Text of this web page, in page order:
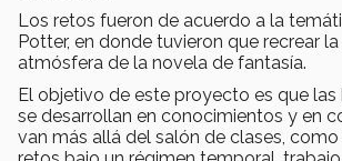
Los retos fueron de acuerdo a la
Potter, en donde tuvieron que recrear
atmósfera de la novela de fantasía.
El objetivo de este proyecto es que las
se desarrollan en conocimientos y en
van más allá del salón de clases,